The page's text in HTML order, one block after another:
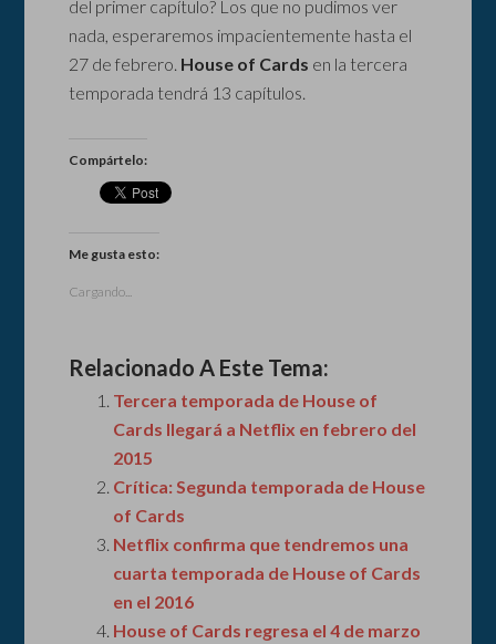
del primer capítulo? Los que no pudimos ver
nada, esperaremos impacientemente hasta el
27 de febrero. House of Cards en la tercera
temporada tendrá 13 capítulos.
Compártelo:
Me gusta esto:
Cargando...
Relacionado A Este Tema:
Tercera temporada de House of
Cards llegará a Netflix en febrero del
2015
Crítica: Segunda temporada de House
of Cards
Netflix confirma que tendremos una
cuarta temporada de House of Cards
en el 2016
House of Cards regresa el 4 de marzo